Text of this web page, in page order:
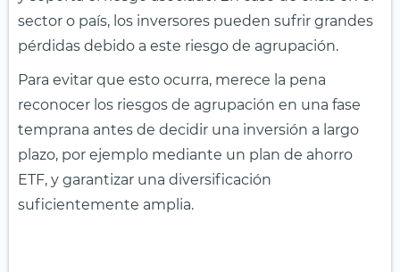
sector o país, los inversores pueden sufrir grandes
pérdidas debido a este riesgo de agrupación.
Para evitar que esto ocurra, merece la pena
reconocer los riesgos de agrupación en una fase
temprana antes de decidir una inversión a largo
plazo, por ejemplo mediante un plan de ahorro
ETF, y garantizar una diversificación
suficientemente amplia.